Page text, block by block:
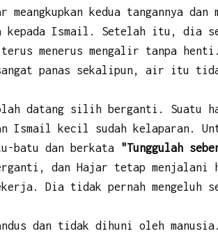
meangkupkan kedua tangannya
kepada Ismail. Setelah itu, dia
menerus mengalir tanpa
sangat panas sekalipun, air itu
datang silih berganti. Suatu
Ismail kecil sudah kelaparan.
batu dan berkata
"Tunggulah
dan Hajar tetap menjalani
Dia tidak pernah mengeluh
dan tidak dihuni oleh